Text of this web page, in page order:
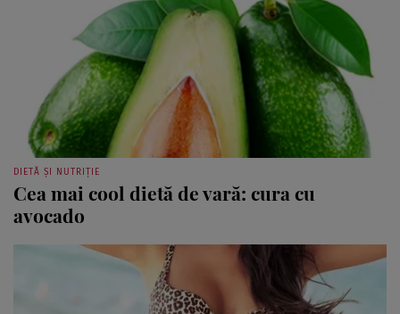
DIETĂ ȘI NUTRIȚIE
Cea mai cool dietă de vară: cura cu
avocado